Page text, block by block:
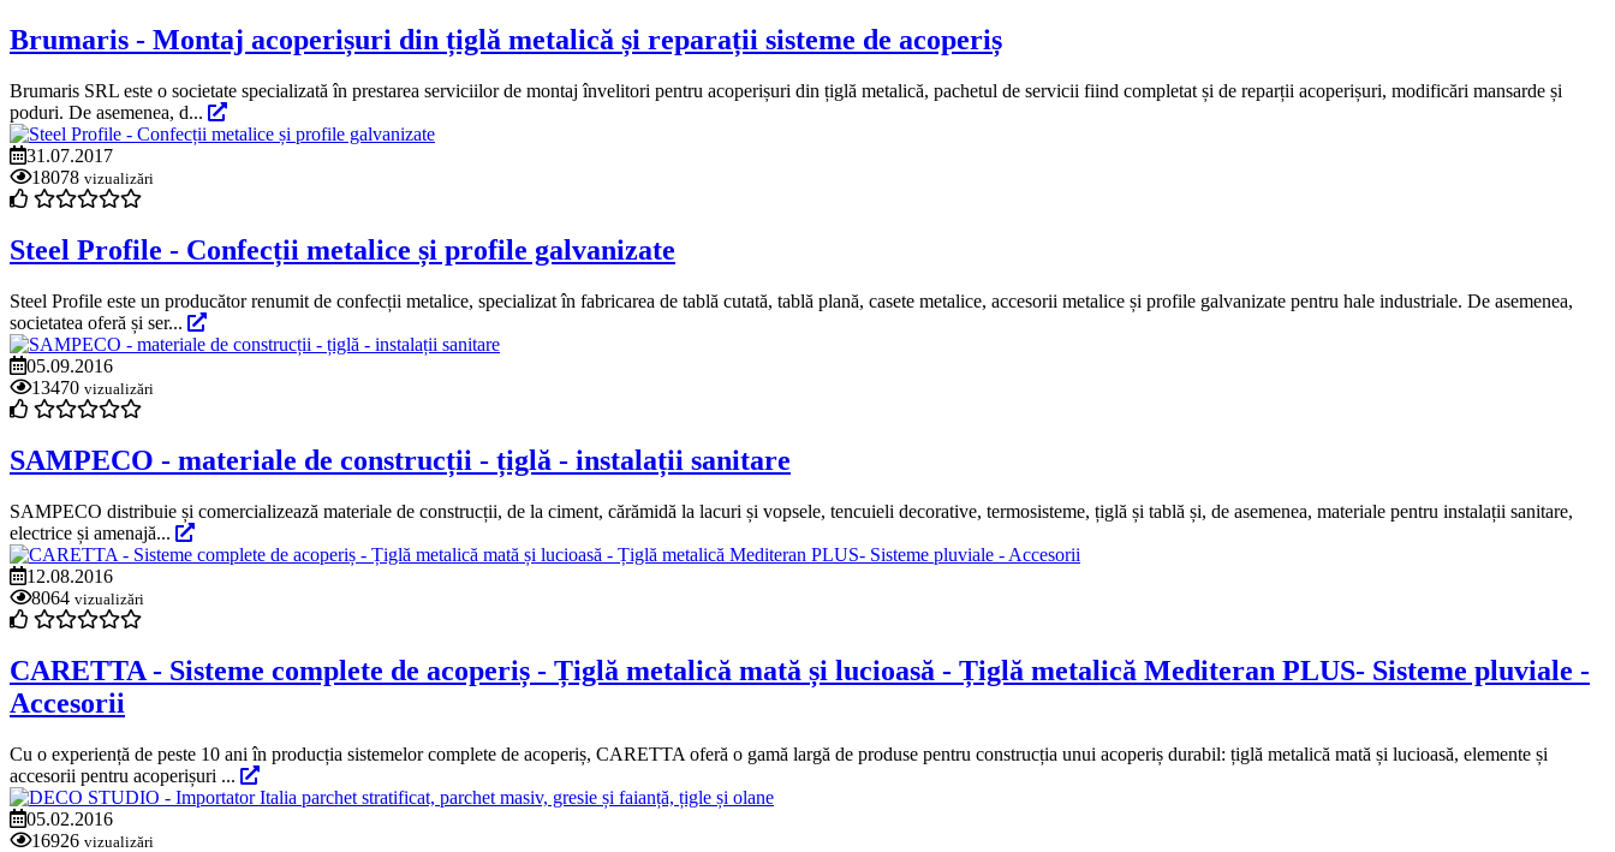
Brumaris - Montaj acoperișuri din țiglă metalică și reparații sisteme de acoperiș
Brumaris SRL este o societate specializată în prestarea serviciilor de montaj învelitori pentru acoperișuri din țiglă metalică, pachetul de servicii fiind completat și de reparții acoperișuri, modificări mansarde și
poduri. De asemenea, d...
31.07.2017
18078 vizualizări
Steel Profile - Confecții metalice și profile galvanizate
Steel Profile este un producător renumit de confecții metalice, specializat în fabricarea de tablă cutată, tablă plană, casete metalice, accesorii metalice și profile galvanizate pentru hale industriale. De asemenea,
societatea oferă și ser...
05.09.2016
13470 vizualizări
SAMPECO - materiale de construcții - țiglă - instalații sanitare
SAMPECO distribuie și comercializează materiale de construcții, de la ciment, cărămidă la lacuri și vopsele, tencuieli decorative, termosisteme, țiglă și tablă și, de asemenea, materiale pentru instalații sanitare,
electrice și amenajă...
12.08.2016
8064 vizualizări
CARETTA - Sisteme complete de acoperiș - Țiglă metalică mată și lucioasă - Țiglă metalică Mediteran PLUS- Sisteme pluviale -
Accesorii
Cu o experiență de peste 10 ani în producția sistemelor complete de acoperiș, CARETTA oferă o gamă largă de produse pentru construcția unui acoperiș durabil: țiglă metalică mată și lucioasă, elemente și
accesorii pentru acoperișuri ...
05.02.2016
16926 vizualizări